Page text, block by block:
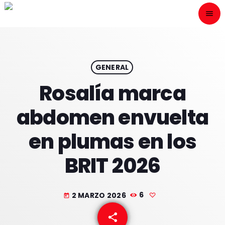
menu
NUESTRAS FRECUENCIAS
GENERAL
Rosalía marca
abdomen envuelta
en plumas en los
BRIT 2026
today 2 MARZO 2026 6
share
email